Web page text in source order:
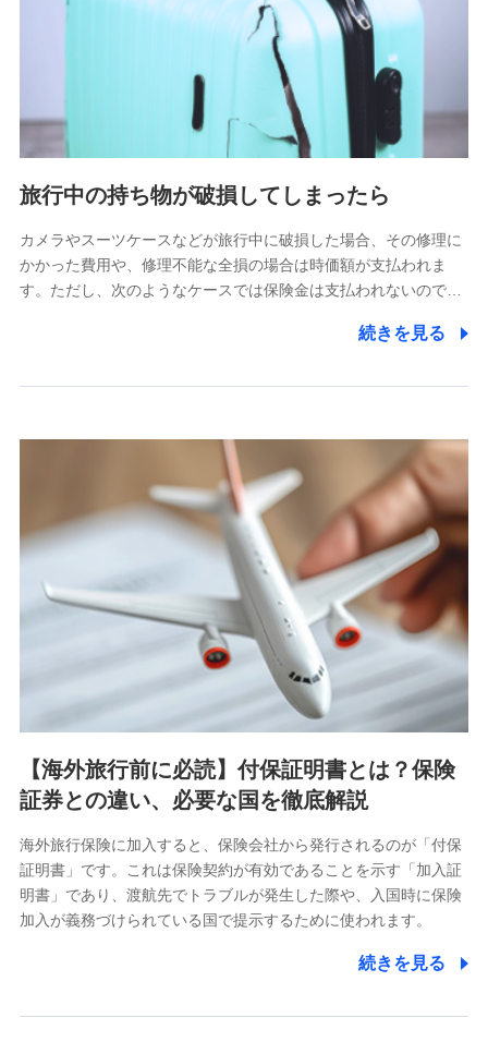
旅行中の持ち物が破損してしまったら
カメラやスーツケースなどが旅行中に破損した場合、その修理に
かかった費用や、修理不能な全損の場合は時価額が支払われま
す。ただし、次のようなケースでは保険金は支払われないので…
続きを見る
【海外旅行前に必読】付保証明書とは？保険
証券との違い、必要な国を徹底解説
海外旅行保険に加入すると、保険会社から発行されるのが「付保
証明書」です。これは保険契約が有効であることを示す「加入証
明書」であり、渡航先でトラブルが発生した際や、入国時に保険
加入が義務づけられている国で提示するために使われます。
続きを見る